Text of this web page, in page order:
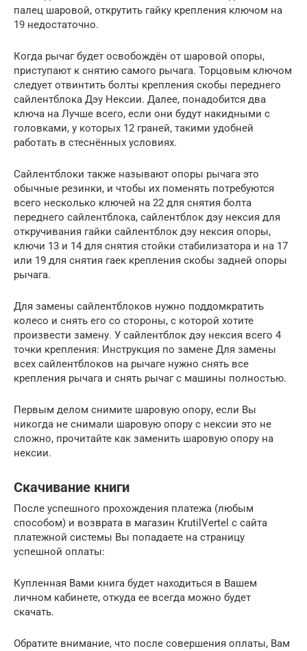
палец шаровой, открутить гайку крепления ключом на
19 недостаточно.
Когда рычаг будет освобождён от шаровой опоры,
приступают к снятию самого рычага. Торцовым ключом
следует отвинтить болты крепления скобы переднего
сайлентблока Дэу Нексии. Далее, понадобится два
ключа на Лучше всего, если они будут накидными с
головками, у которых 12 граней, такими удобней
работать в стеснённых условиях.
Сайлентблоки также называют опоры рычага это
обычные резинки, и чтобы их поменять потребуются
всего несколько ключей на 22 для снятия болта
переднего сайлентблока, сайлентблок дэу нексия для
откручивания гайки сайлентблок дэу нексия опоры,
ключи 13 и 14 для снятия стойки стабилизатора и на 17
или 19 для снятия гаек крепления скобы задней опоры
рычага.
Для замены сайлентблоков нужно поддомкратить
колесо и снять его со стороны, с которой хотите
произвести замену. У сайлентблок дэу нексия всего 4
точки крепления: Инструкция по замене Для замены
всех сайлентблоков на рычаге нужно снять все
крепления рычага и снять рычаг с машины полностью.
Первым делом снимите шаровую опору, если Вы
никогда не снимали шаровую опору с нексии это не
сложно, прочитайте как заменить шаровую опору на
нексии.
Скачивание книги
После успешного прохождения платежа (любым
способом) и возврата в магазин KrutilVertel с сайта
платежной системы Вы попадаете на страницу
успешной оплаты:
Купленная Вами книга будет находиться в Вашем
личном кабинете, откуда ее всегда можно будет
скачать.
Обратите внимание, что после совершения оплаты, Вам